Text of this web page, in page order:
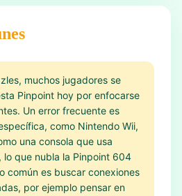
muchos jugadores se
Pinpoint hoy por enfocarse
Un error frecuente es
como Nintendo Wii,
una consola que usa
lo que nubla la Pinpoint 604
común es buscar conexiones
por ejemplo pensar en